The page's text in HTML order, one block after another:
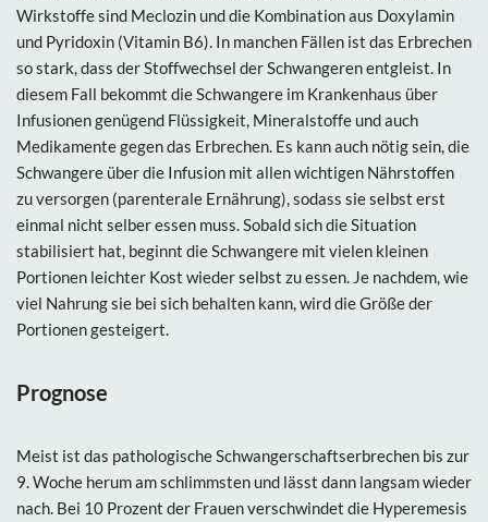
Wirkstoffe sind Meclozin und die Kombination aus Doxylamin
und Pyridoxin (Vitamin B6). In manchen Fällen ist das Erbrechen
so stark, dass der Stoffwechsel der Schwangeren entgleist. In
diesem Fall bekommt die Schwangere im Krankenhaus über
Infusionen genügend Flüssigkeit, Mineralstoffe und auch
Medikamente gegen das Erbrechen. Es kann auch nötig sein, die
Schwangere über die Infusion mit allen wichtigen Nährstoffen
zu versorgen (parenterale Ernährung), sodass sie selbst erst
einmal nicht selber essen muss. Sobald sich die Situation
stabilisiert hat, beginnt die Schwangere mit vielen kleinen
Portionen leichter Kost wieder selbst zu essen. Je nachdem, wie
viel Nahrung sie bei sich behalten kann, wird die Größe der
Portionen gesteigert.
Prognose
Meist ist das pathologische Schwangerschaftserbrechen bis zur
9. Woche herum am schlimmsten und lässt dann langsam wieder
nach. Bei 10 Prozent der Frauen verschwindet die Hyperemesis